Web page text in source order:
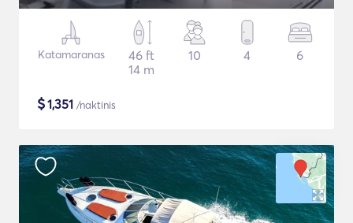
Katamaranas
46 ft
14 m
10 4 6
$1,351 /naktinis